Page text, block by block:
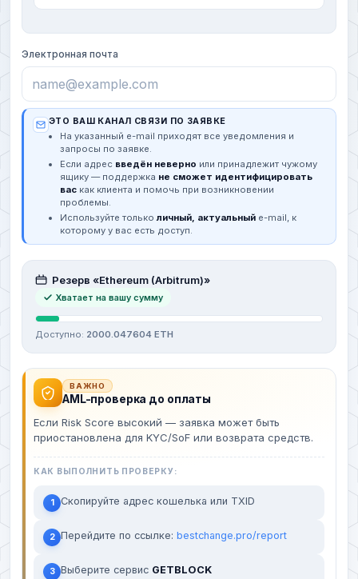
Электронная почта
ЭТО ВАШ КАНАЛ СВЯЗИ ПО ЗАЯВКЕ
На указанный e-mail приходят все уведомления и
запросы по заявке.
Если адрес введён неверно или принадлежит чужому
ящику — поддержка не сможет идентифицировать
вас как клиента и помочь при возникновении
проблемы.
Используйте тольколичный, актуальный e-mail, к
которому у вас есть доступ.
Резерв «Ethereum (Arbitrum)»
Хватает на вашу сумму
Доступно: 2000.047604 ETH
ВАЖНО
AML-проверка до оплаты
Если Risk Score высокий — заявка может быть
приостановлена для KYC/SoF или возврата средств.
КАК ВЫПОЛНИТЬ ПРОВЕРКУ:
1 Скопируйте адрес кошелька или TXID
2 Перейдите по ссылке: bestchange.pro/report
3 Выберите сервис GETBLOCK